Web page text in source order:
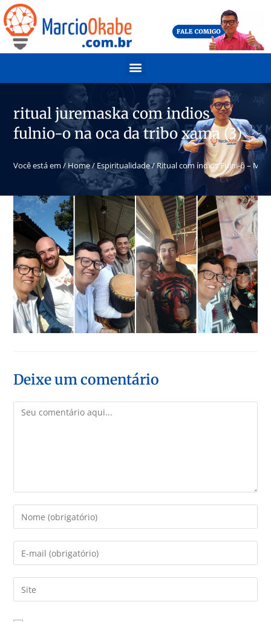
ritual juremaska com indios
fulnio-o na oca da tribo xama (3)
Você está em / Home/ Espiritualidade/Ritual com índios Fulni-ô –
Deixe um comentário